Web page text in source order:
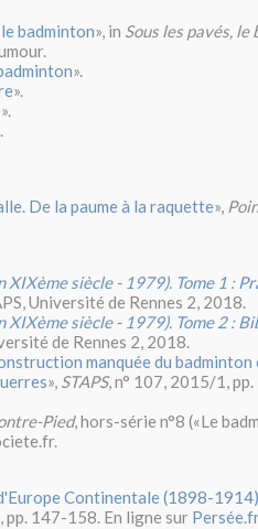
badminton», in Sous les pavés, le
».
».
».
De la paume à la raquette»,
siècle - 1979). Tome 1 :
Université de Rennes 2, 2018.
siècle - 1979). Tome 2 :
de Rennes 2, 2018.
manquée du badminton
», STAPS, n° 107, 2015/1,
Pied, hors-série n°8 («Le
Continentale (1898-1914)
pp. 147-158. En ligne sur Persée.fr